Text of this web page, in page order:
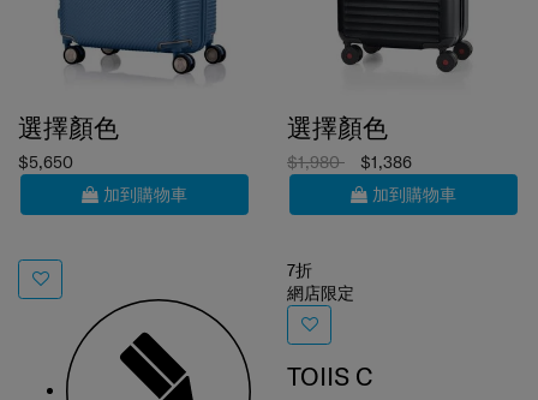
$5,650
加到購物車
$1,980
$1,386
加到購物車
網店限定
TOIIS C
滑輪公事包